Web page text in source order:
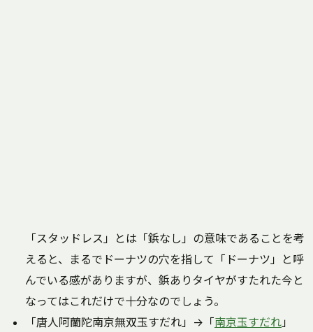
「スタッドレス」とは「鋲なし」の意味であることを考
えると、まるでドーナツの穴を指して「ドーナツ」と呼
んでいる感がありますが、鋲ありタイヤがすたれた今と
なってはこれだけで十分なのでしょう。
「唐人阿蘭陀南京無双玉すだれ」→「南京玉すだれ」